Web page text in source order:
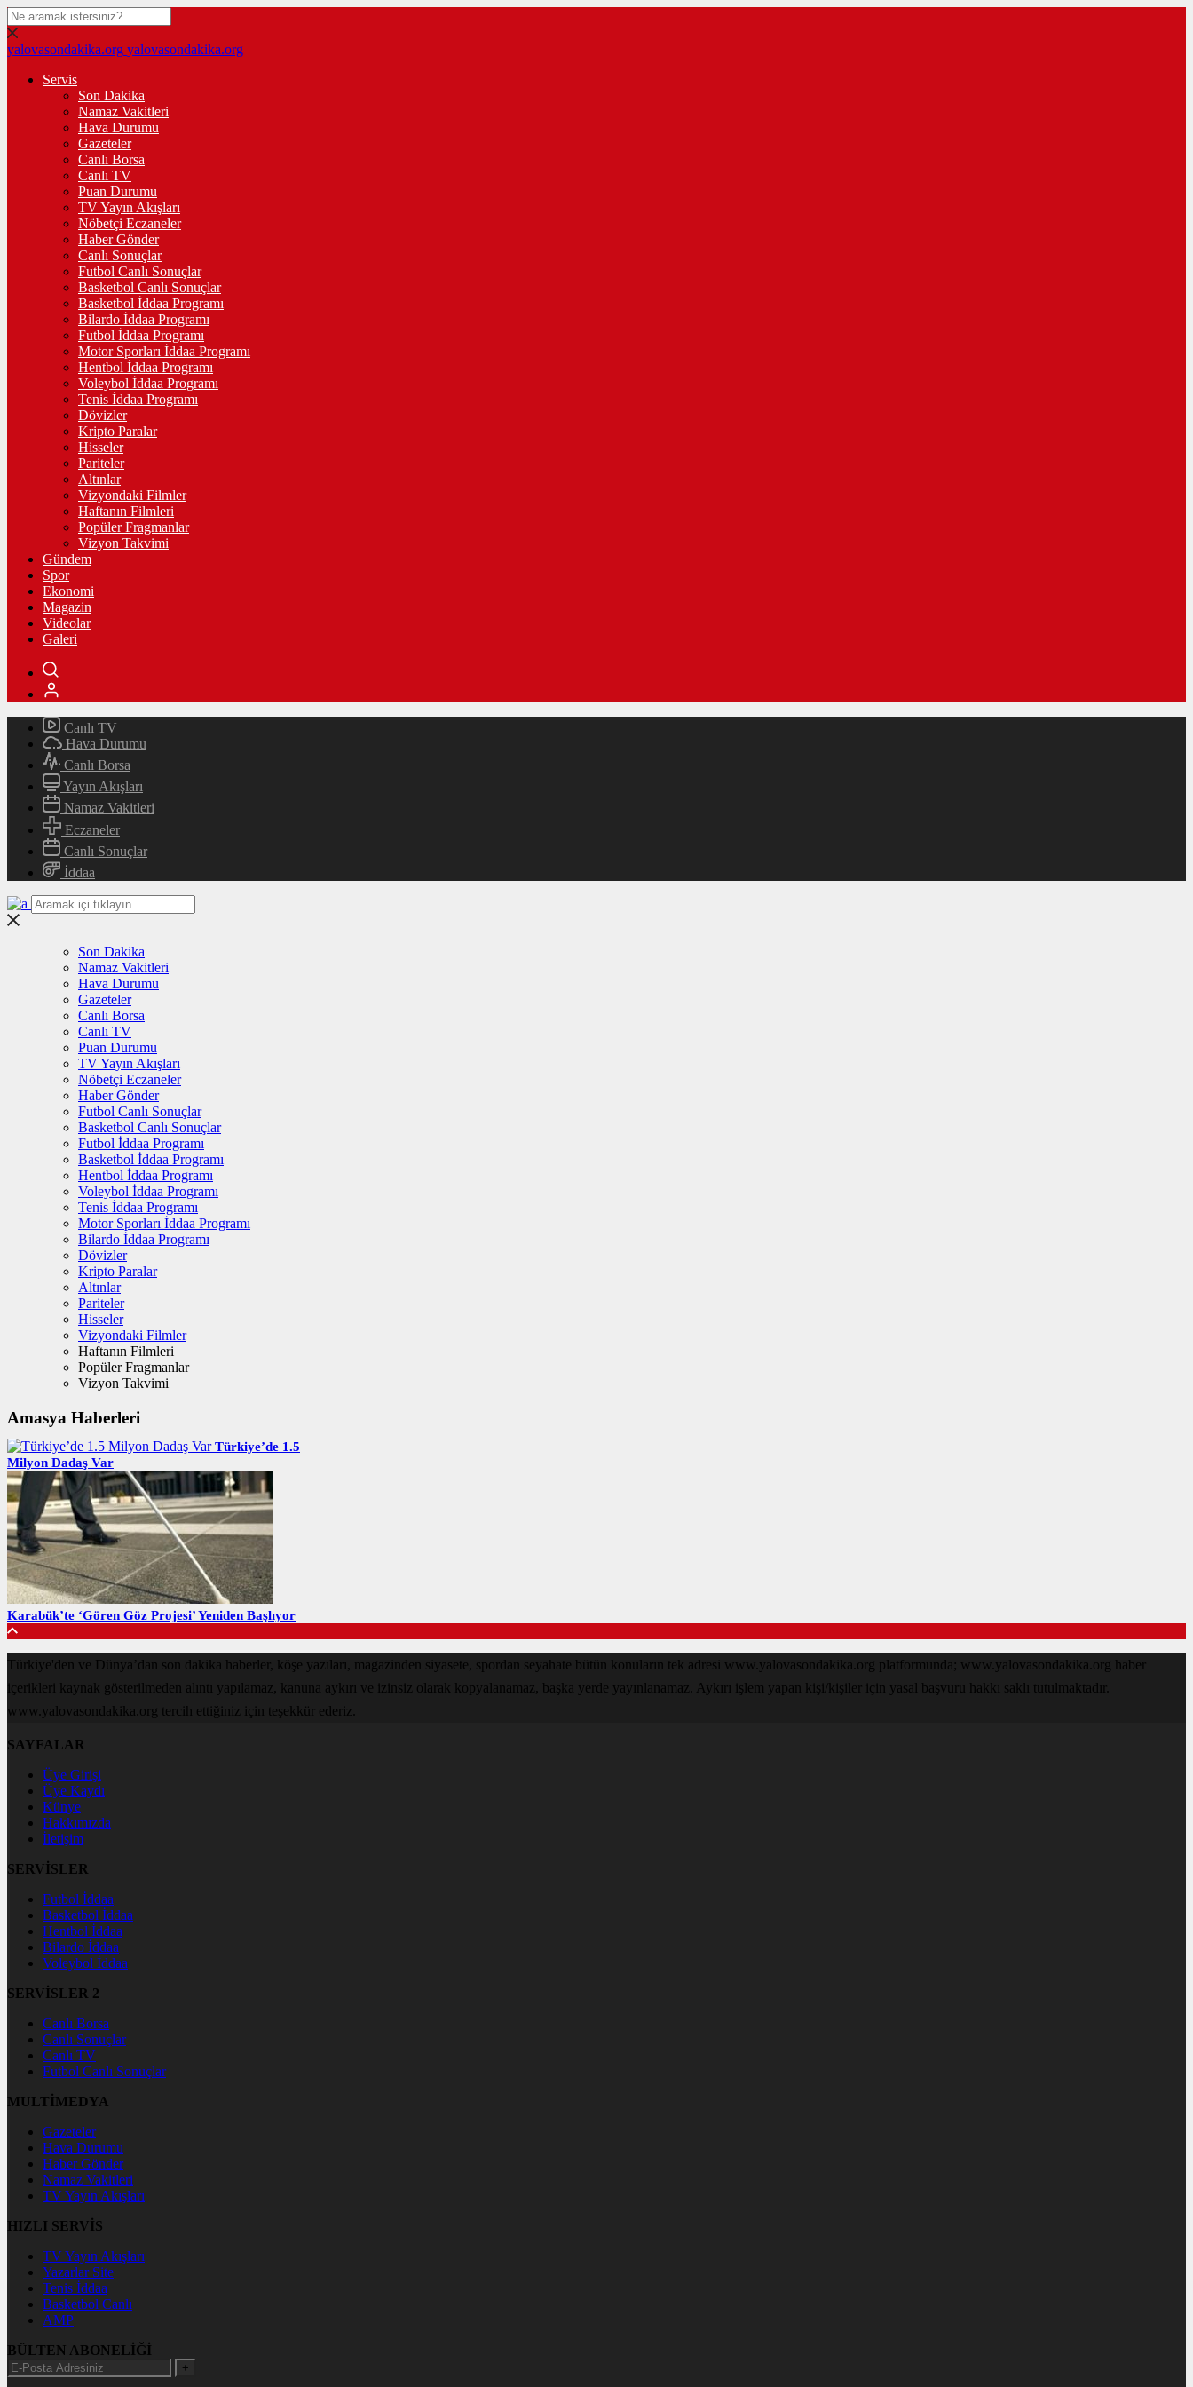
yalovasondakika.org yalovasondakika.org
Servis
Son Dakika
Namaz Vakitleri
Hava Durumu
Gazeteler
Canlı Borsa
Canlı TV
Puan Durumu
TV Yayın Akışları
Nöbetçi Eczaneler
Haber Gönder
Canlı Sonuçlar
Futbol Canlı Sonuçlar
Basketbol Canlı Sonuçlar
Basketbol İddaa Programı
Bilardo İddaa Programı
Futbol İddaa Programı
Motor Sporları İddaa Programı
Hentbol İddaa Programı
Voleybol İddaa Programı
Tenis İddaa Programı
Dövizler
Kripto Paralar
Hisseler
Pariteler
Altınlar
Vizyondaki Filmler
Haftanın Filmleri
Popüler Fragmanlar
Vizyon Takvimi
Gündem
Spor
Ekonomi
Magazin
Videolar
Galeri
Canlı TV
Hava Durumu
Canlı Borsa
Yayın Akışları
Namaz Vakitleri
Eczaneler
Canlı Sonuçlar
İddaa
Son Dakika
Namaz Vakitleri
Hava Durumu
Gazeteler
Canlı Borsa
Canlı TV
Puan Durumu
TV Yayın Akışları
Nöbetçi Eczaneler
Haber Gönder
Futbol Canlı Sonuçlar
Basketbol Canlı Sonuçlar
Futbol İddaa Programı
Basketbol İddaa Programı
Hentbol İddaa Programı
Voleybol İddaa Programı
Tenis İddaa Programı
Motor Sporları İddaa Programı
Bilardo İddaa Programı
Dövizler
Kripto Paralar
Altınlar
Pariteler
Hisseler
Vizyondaki Filmler
Haftanın Filmleri
Popüler Fragmanlar
Vizyon Takvimi
Amasya Haberleri
Türkiye’de 1.5
Milyon Dadaş Var
Karabük’te ‘Gören Göz Projesi’ Yeniden Başlıyor
Türkiye'den ve Dünya’dan son dakika haberler, köşe yazıları, magazinden siyasete, spordan seyahate bütün konuların tek adresi www.yalovasondakika.org platformunda; www.yalovasondakika.org haber
içerikleri kaynak gösterilmeden alıntı yapılamaz, kanuna aykırı ve izinsiz olarak kopyalanamaz, başka yerde yayınlanamaz. Aykırı işlem yapan kişi/kişiler için yasal başvuru hakkı saklı tutulmaktadır.
www.yalovasondakika.org tercih ettiğiniz için teşekkür ederiz.
SAYFALAR
Üye Girişi
Üye Kaydı
Künye
Hakkımızda
İletişim
SERVİSLER
Futbol İddaa
Basketbol İddaa
Hentbol İddaa
Bilardo İddaa
Voleybol İddaa
SERVİSLER 2
Canlı Borsa
Canlı Sonuçlar
Canlı TV
Futbol Canlı Sonuçlar
MULTİMEDYA
Gazeteler
Hava Durumu
Haber Gönder
Namaz Vakitleri
TV Yayın Akışları
HIZLI SERVİS
TV Yayın Akışları
Yazarlar Site
Tenis İddaa
Basketbol Canlı
AMP
BÜLTEN ABONELİĞİ
+